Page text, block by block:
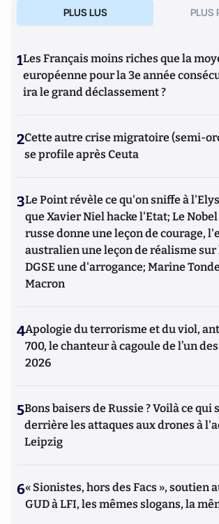
PLUS LUS PLUS
1Les Français moins riches que la
européenne pour la 3e année
ira le grand déclassement ?
2Cette autre crise migratoire (semi-
se profile après Ceuta
3Le Point révèle ce qu'on sniffe à
que Xavier Niel hacke l'Etat; Le
russe donne une leçon de courage,
australien une leçon de réalisme sur
DGSE une d'arrogance; Marine
Macron
4Apologie du terrorisme et du viol,
700, le chanteur à cagoule de l’un
2026
5Bons baisers de Russie ? Voilà ce qui
derrière les attaques aux drones à
Leipzig
6« Sionistes, hors des Facs », soutien
GUD à LFI, les mêmes slogans, la